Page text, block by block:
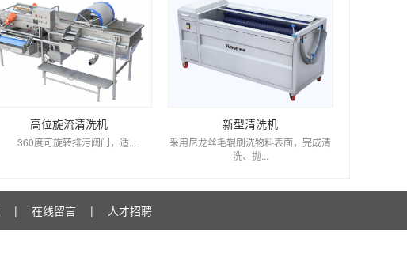
高位旋流清洗机
360度可旋转排污阀门，适...
新型清洗机
采用尼龙丝毛辊刷洗物料表面，完成清
洗、抛...
| 在线留言 | 人才招聘